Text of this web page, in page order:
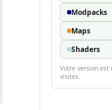
Modpacks
Maps
Shaders
Votre version est
visites.